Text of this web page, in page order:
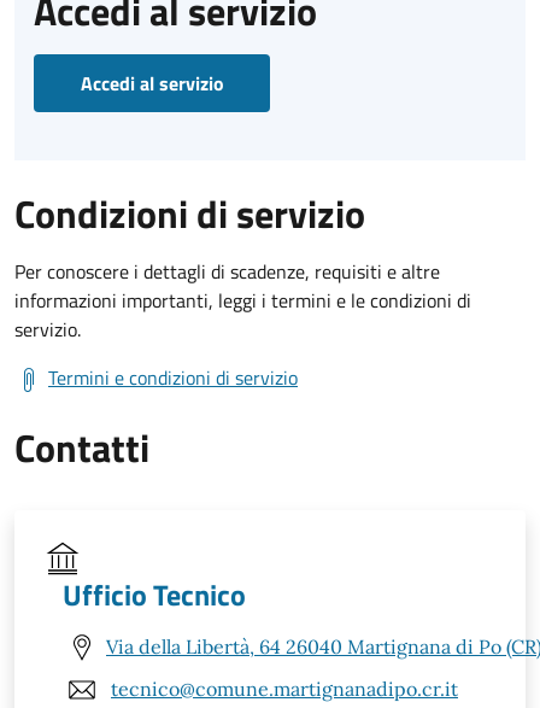
Accedi al servizio
Condizioni di servizio
Per conoscere i dettagli di scadenze, requisiti e altre
informazioni importanti, leggi i termini e le condizioni di
servizio.
Termini e condizioni di servizio
Contatti
Ufficio Tecnico
Via della Libertà, 64 26040 Martignana di Po
tecnico@comune.martignanadipo.cr.it